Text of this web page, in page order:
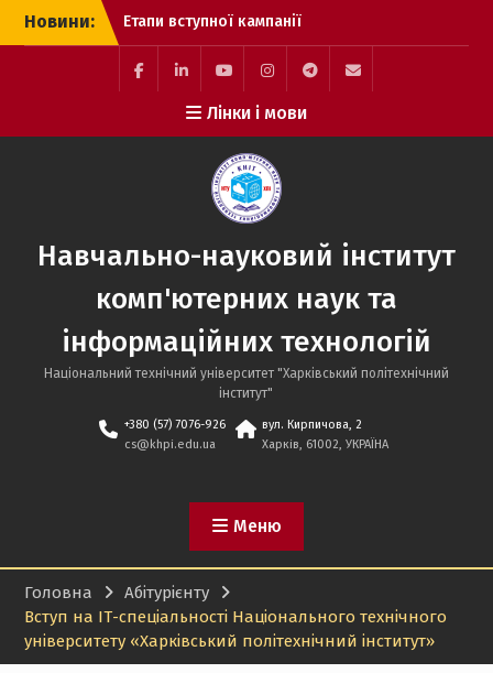
Перейти
Новини:
Етапи вступної кампанії
до магістратури
Вітаємо Вас, Майбутній
Студент ННІ КНІТ!
Виконання вимог до
зарахування
FacebookLinkedInYouTubeInstagramTelegram
Лінки і мови
Навчально-науковий інститут
комп'ютерних наук та
інформаційних технологій
Національний технічний університет "Харківський політехнічний
інститут"
+380 (57) 7076-926
cs@khpi.edu.ua
вул. Кирпичова, 2
Харків, 61002, УКРАЇНА
Меню
Головна
Абітурієнту
Вступ на ІТ-спеціальності Національного технічного
університету «Харківський політехнічний інститут»